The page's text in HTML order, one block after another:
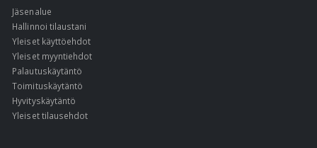
Jäsenalue
Hallinnoi tilaustani
Yleiset käyttöehdot
Yleiset myyntiehdot
Palautuskäytäntö
Toimituskäytäntö
Hyvityskäytäntö
Yleiset tilausehdot